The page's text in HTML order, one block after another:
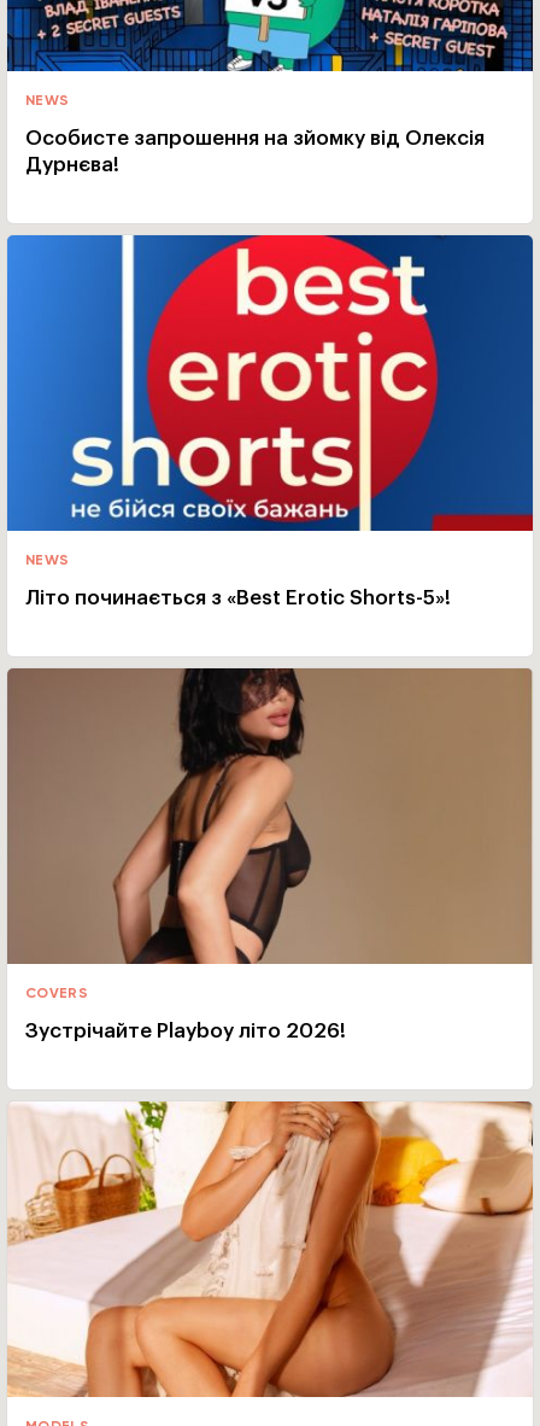
NEWS
Особисте запрошення на зйомку від Олексія
Дурнєва!
NEWS
Літо починається з «Best Erotic Shorts-5»!
COVERS
Зустрічайте Playboy літо 2026!